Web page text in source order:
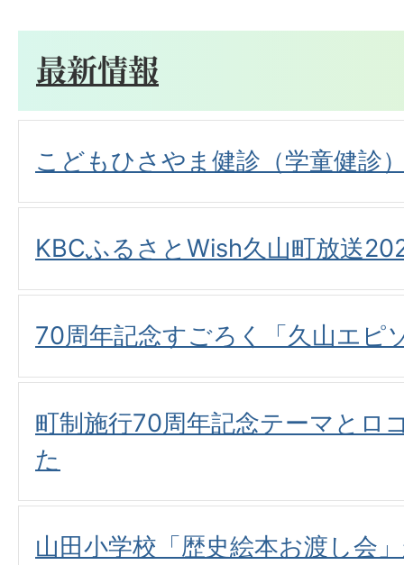
最新情報
こどもひさやま健診（学童健診
KBCふるさとWish久山町放送
70周年記念すごろく「久山エピ
町制施行70周年記念テーマとロ
た
山田小学校「歴史絵本お渡し会